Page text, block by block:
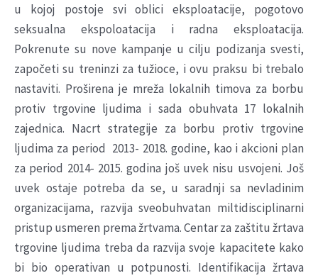
u kojoj postoje svi oblici eksploatacije, pogotovo
seksualna ekspoloatacija i radna eksploatacija.
Pokrenute su nove kampanje u cilju podizanja svesti,
započeti su treninzi za tužioce, i ovu praksu bi trebalo
nastaviti. Proširena je mreža lokalnih timova za borbu
protiv trgovine ljudima i sada obuhvata 17 lokalnih
zajednica. Nacrt strategije za borbu protiv trgovine
ljudima za period 2013- 2018. godine, kao i akcioni plan
za period 2014- 2015. godina još uvek nisu usvojeni. Još
uvek ostaje potreba da se, u saradnji sa nevladinim
organizacijama, razvija sveobuhvatan miltidisciplinarni
pristup usmeren prema žrtvama. Centar za zaštitu žrtava
trgovine ljudima treba da razvija svoje kapacitete kako
bi bio operativan u potpunosti. Identifikacija žrtava